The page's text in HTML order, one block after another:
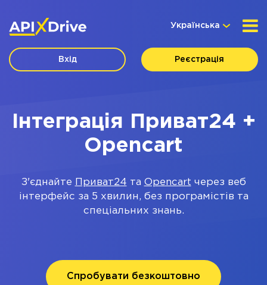
Українська
Вхід Реєстрація
Інтеграція Приват24 +
Opencart
З'єднайте Приват24 та Opencart через веб
інтерфейс за 5 хвилин, без програмістів та
спеціальних знань.
Спробувати безкоштовно